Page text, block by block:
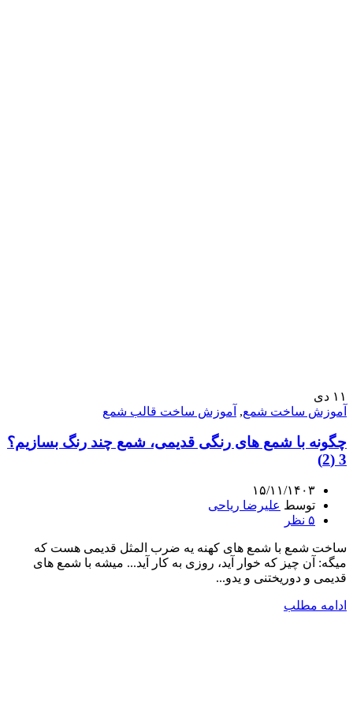
۱۱ دی
آموزش ساخت شمع, آموزش ساخت قالب شمع
چگونه با شمع های رنگی قدیمی، شمع چند رنگ بسازیم؟
3 (2)
۱۵/۱۱/۱۴۰۳
توسط علیرضا ریاحی
۵ نظر
ساخت شمع با شمع های کهنه یه ضرب المثل قدیمی هست که
میگه: آن چیز که خوار آید، روزی به کار آید... میشه با شمع های
قدیمی و دوریختنی و یدو...
ادامه مطلب